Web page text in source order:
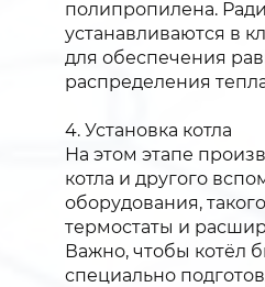
полипропилена.
устанавливаются в
для обеспечения
распределения
4. Установка котла
На этом этапе
котла и другого
оборудования,
термостаты и
Важно, чтобы котёл
специально